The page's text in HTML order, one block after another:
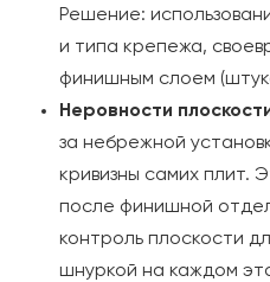
Решение:
и типа крепежа,
финишным слоем
Неровности
за небрежной
кривизны самих плит.
после финишной
контроль плоскости
шнуркой на каждом